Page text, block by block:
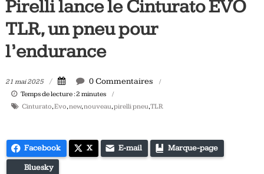
vélo
et
triathlon
Pirelli lance le Cinturato EVO
TLR, un pneu pour
l’endurance
21 mai 2025 0 Commentaires
Temps de lecture :2 minutes
Cinturato,Evo,new,nouveau,pirelli pneu,TLR
Facebook X E-mail Marque-page
Bluesky